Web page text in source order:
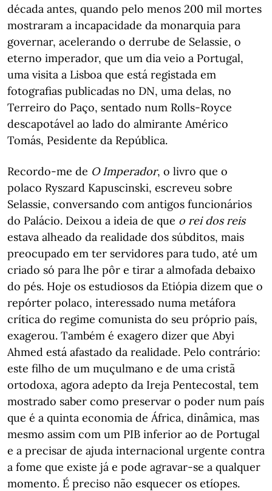
década antes, quando pelo menos 200 mil mortes
mostraram a incapacidade da monarquia para
governar, acelerando o derrube de Selassie, o
eterno imperador, que um dia veio a Portugal,
uma visita a Lisboa que está registada em
fotografias publicadas no DN, uma delas, no
Terreiro do Paço, sentado num Rolls-Royce
descapotável ao lado do almirante Américo
Tomás, Pesidente da República.
Recordo-me de O Imperador, o livro que o
polaco Ryszard Kapuscinski, escreveu sobre
Selassie, conversando com antigos funcionários
do Palácio. Deixou a ideia de que o rei dos reis
estava alheado da realidade dos súbditos, mais
preocupado em ter servidores para tudo, até um
criado só para lhe pôr e tirar a almofada debaixo
do pés. Hoje os estudiosos da Etiópia dizem que o
repórter polaco, interessado numa metáfora
crítica do regime comunista do seu próprio país,
exagerou. Também é exagero dizer que Abyi
Ahmed está afastado da realidade. Pelo contrário:
este filho de um muçulmano e de uma cristã
ortodoxa, agora adepto da Ireja Pentecostal, tem
mostrado saber como preservar o poder num país
que é a quinta economia de África, dinâmica, mas
mesmo assim com um PIB inferior ao de Portugal
e a precisar de ajuda internacional urgente contra
a fome que existe já e pode agravar-se a qualquer
momento. É preciso não esquecer os etíopes.